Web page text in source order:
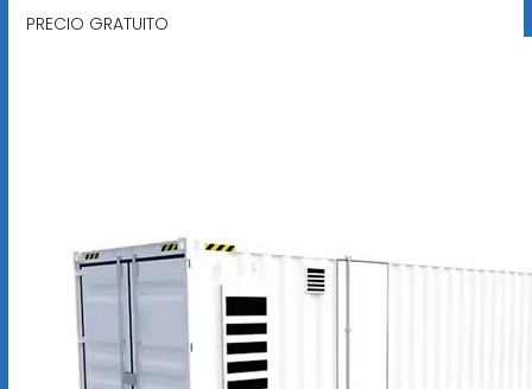
PRECIO GRATUITO